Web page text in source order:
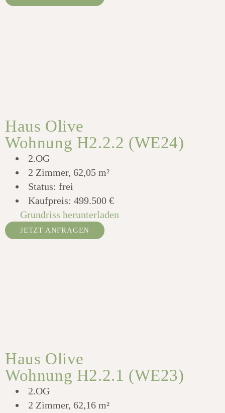
Haus Olive
Wohnung H2.2.2 (WE24)
2.OG
2 Zimmer, 62,05 m²
Status: frei
Kaufpreis: 499.500 €
Grundriss herunterladen
JETZT ANFRAGEN
Haus Olive
Wohnung H2.2.1 (WE23)
2.OG
2 Zimmer, 62,16 m²